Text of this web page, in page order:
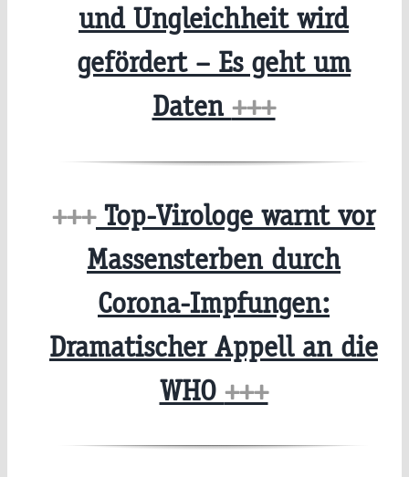
und Ungleichheit wird
gefördert – Es geht um
Daten +++
+++Top-Virologe warnt vor
Massensterben durch
Corona-Impfungen:
Dramatischer Appell an die
WHO +++